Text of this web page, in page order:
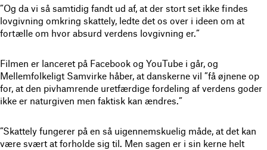
”Og da vi så samtidig fandt ud af, at der stort set ikke findes
lovgivning omkring skattely, ledte det os over i ideen om at
fortælle om hvor absurd verdens lovgivning er.”
Filmen er lanceret på Facebook og YouTube i går, og
Mellemfolkeligt Samvirke håber, at danskerne vil ”få øjnene op
for, at den pivhamrende uretfærdige fordeling af verdens goder
ikke er naturgiven men faktisk kan ændres.”
”Skattely fungerer på en så uigennemskuelig måde, at det kan
være svært at forholde sig til. Men sagen er i sin kerne helt